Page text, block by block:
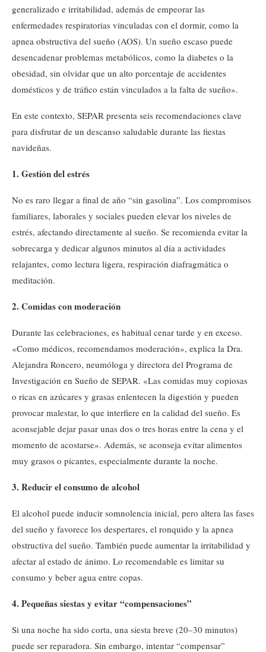
generalizado e irritabilidad, además de empeorar las
enfermedades respiratorias vinculadas con el dormir, como la
apnea obstructiva del sueño (AOS). Un sueño escaso puede
desencadenar problemas metabólicos, como la diabetes o la
obesidad, sin olvidar que un alto porcentaje de accidentes
domésticos y de tráfico están vinculados a la falta de sueño».
En este contexto, SEPAR presenta seis recomendaciones clave
para disfrutar de un descanso saludable durante las fiestas
navideñas.
1. Gestión del estrés
No es raro llegar a final de año “sin gasolina”. Los compromisos
familiares, laborales y sociales pueden elevar los niveles de
estrés, afectando directamente al sueño. Se recomienda evitar la
sobrecarga y dedicar algunos minutos al día a actividades
relajantes, como lectura ligera, respiración diafragmática o
meditación.
2. Comidas con moderación
Durante las celebraciones, es habitual cenar tarde y en exceso.
«Como médicos, recomendamos moderación», explica la Dra.
Alejandra Roncero, neumóloga y directora del Programa de
Investigación en Sueño de SEPAR. «Las comidas muy copiosas
o ricas en azúcares y grasas enlentecen la digestión y pueden
provocar malestar, lo que interfiere en la calidad del sueño. Es
aconsejable dejar pasar unas dos o tres horas entre la cena y el
momento de acostarse». Además, se aconseja evitar alimentos
muy grasos o picantes, especialmente durante la noche.
3. Reducir el consumo de alcohol
El alcohol puede inducir somnolencia inicial, pero altera las fases
del sueño y favorece los despertares, el ronquido y la apnea
obstructiva del sueño. También puede aumentar la irritabilidad y
afectar al estado de ánimo. Lo recomendable es limitar su
consumo y beber agua entre copas.
4. Pequeñas siestas y evitar “compensaciones”
Si una noche ha sido corta, una siesta breve (20–30 minutos)
puede ser reparadora. Sin embargo, intentar “compensar”